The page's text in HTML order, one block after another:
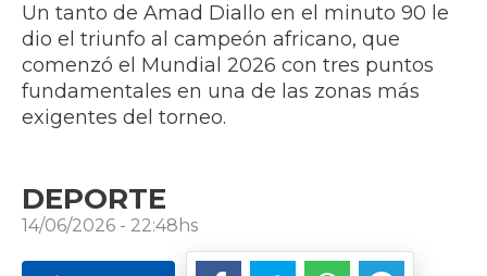
Un tanto de Amad Diallo en el minuto 90 le
dio el triunfo al campeón africano, que
comenzó el Mundial 2026 con tres puntos
fundamentales en una de las zonas más
exigentes del torneo.
DEPORTE
14/06/2026 - 22:48hs